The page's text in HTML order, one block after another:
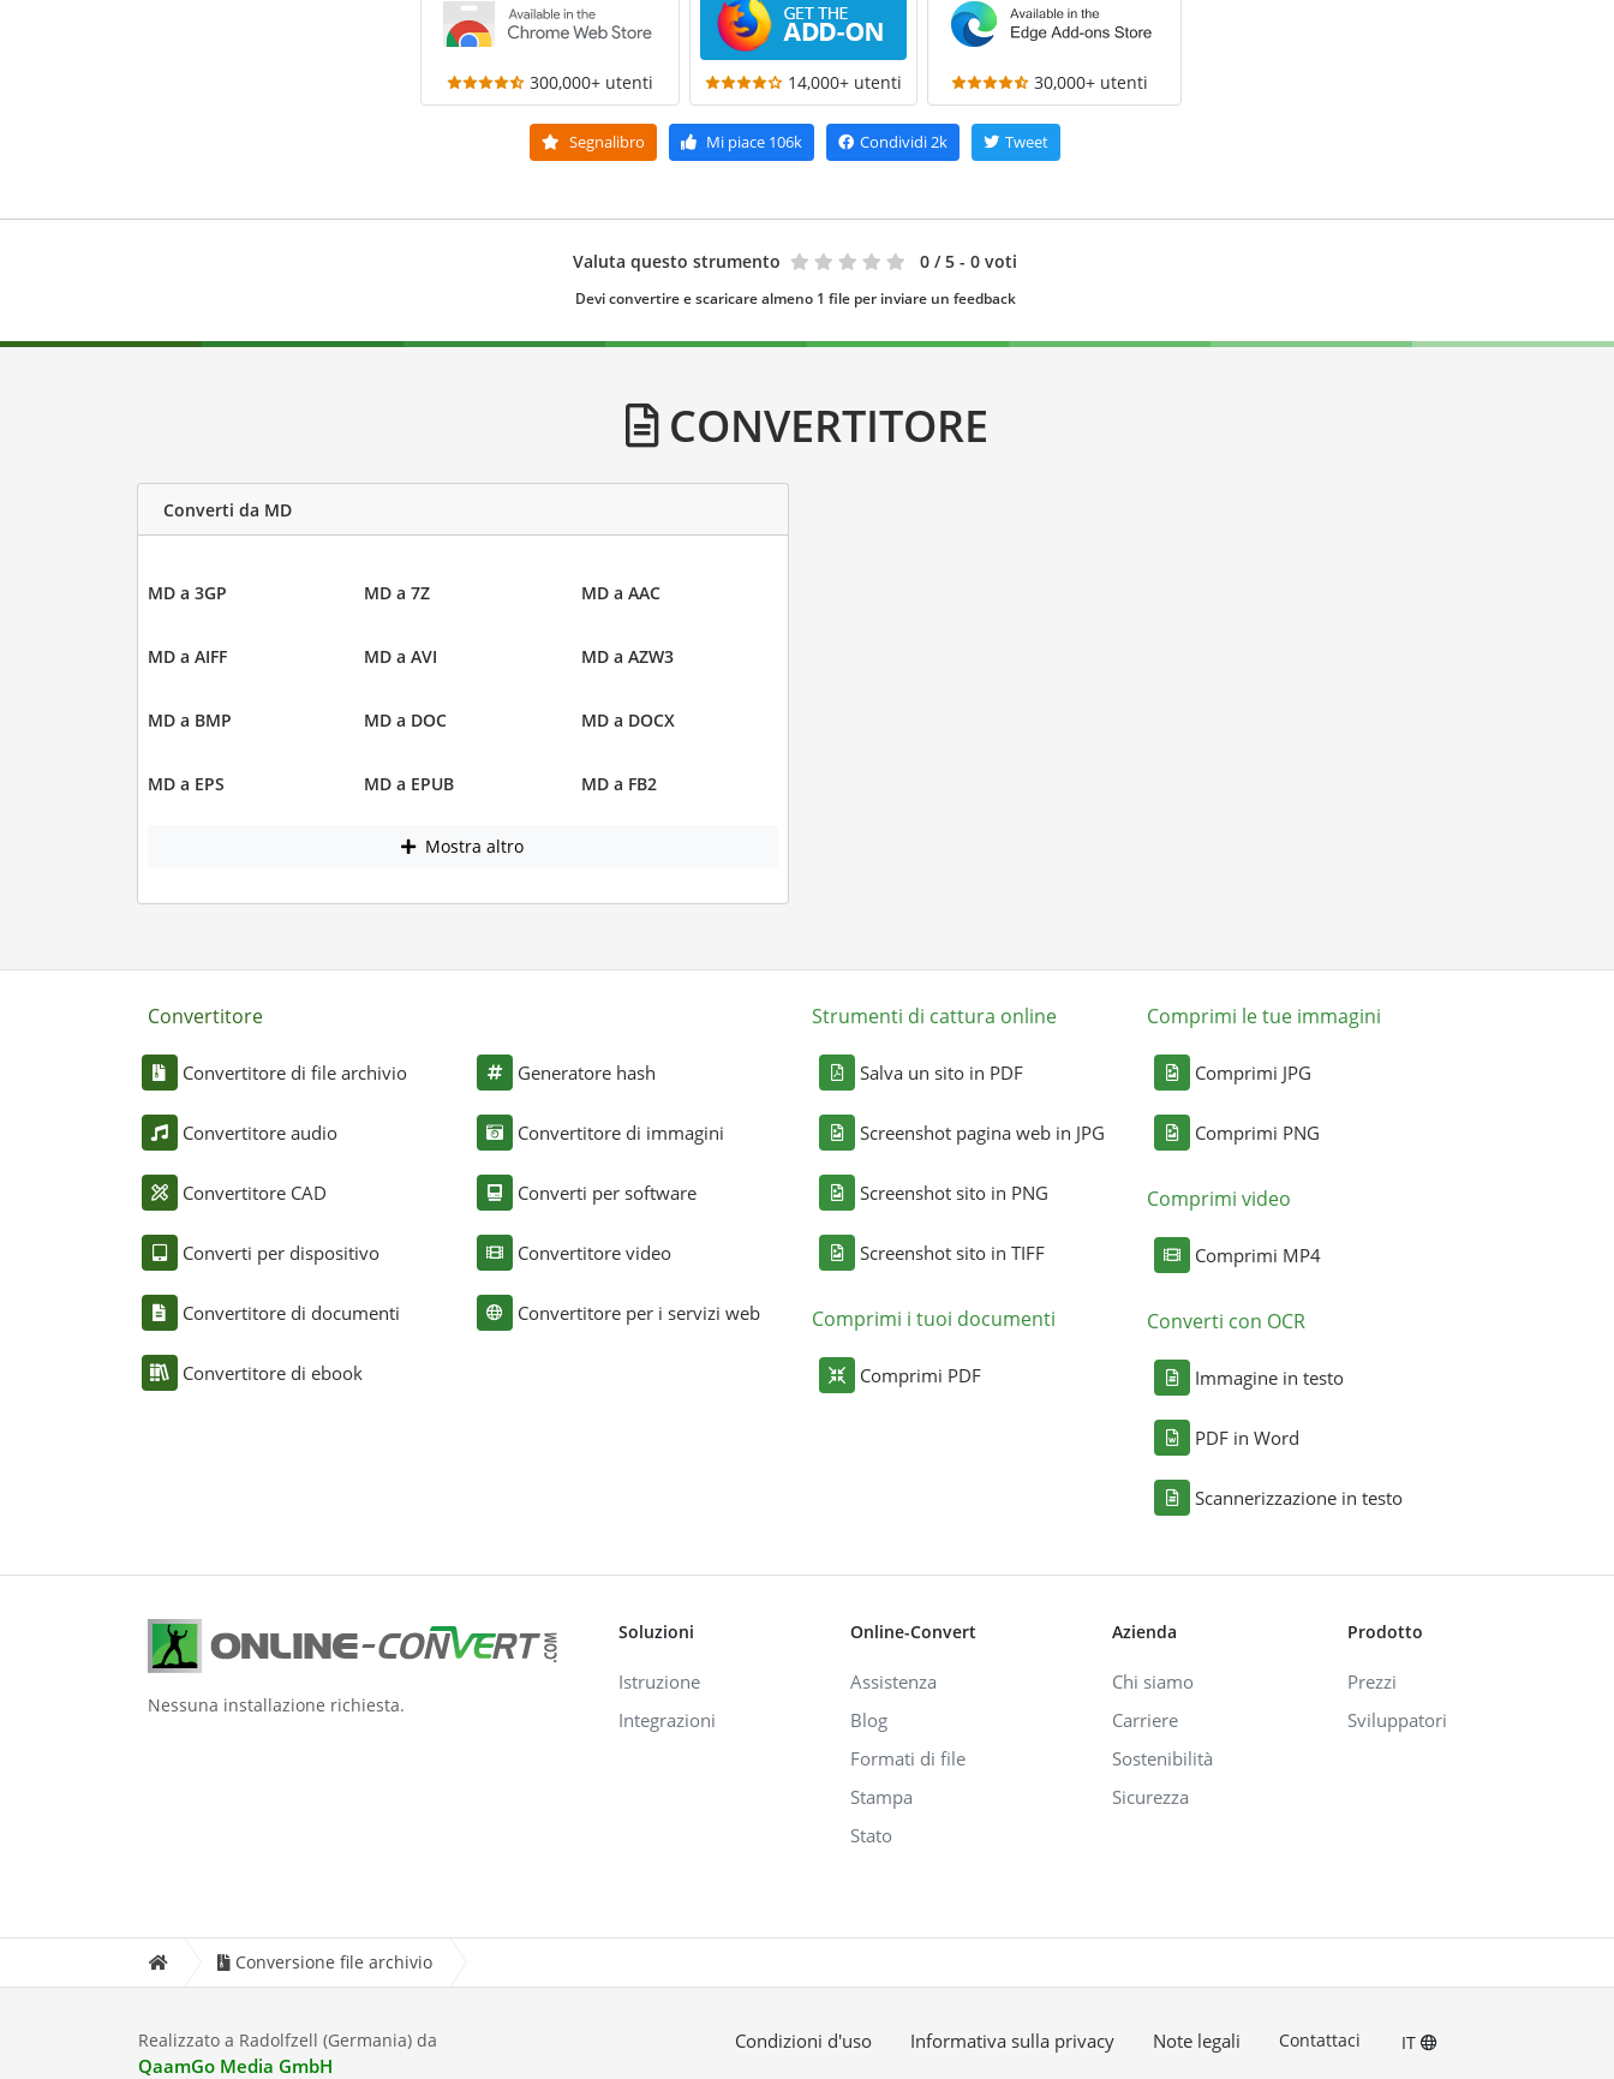
300,000+ utenti 14,000+ utenti 30,000+ utenti
Segnalibro Mi piace 106k Condividi2k Tweet
Valuta questo strumento 0 / 5 - 0 voti
Devi convertire e scaricare almeno 1 file per inviare un feedback
CONVERTITORE
Converti da MD
MD a 3GP MD a 7Z MD a AAC
MD a AIFF MD a AVI MD a AZW3
MD a BMP MD a DOC MD a DOCX
MD a EPS MD a EPUB MD a FB2
Mostra altro
Convertitore
Convertitore di file archivio
Convertitore audio
Convertitore CAD
Converti per dispositivo
Convertitore di documenti
Convertitore di ebook
Generatore hash
Convertitore di immagini
Converti per software
Convertitore video
Convertitore per i servizi web
Strumenti di cattura online
Salva un sito in PDF
Screenshot pagina web in JPG
Screenshot sito in PNG
Screenshot sito in TIFF
Comprimi i tuoi documenti
Comprimi PDF
Comprimi le tue immagini
Comprimi JPG
Comprimi PNG
Comprimi video
Comprimi MP4
Converti con OCR
Immagine in testo
PDF in Word
Scannerizzazione in testo
Nessuna installazione richiesta.
Soluzioni
Istruzione
Integrazioni
Online-Convert
Assistenza
Blog
Formati di file
Stampa
Stato
Azienda
Chi siamo
Carriere
Sostenibilità
Sicurezza
Prodotto
Prezzi
Sviluppatori
Conversione file archivio
Realizzato a Radolfzell (Germania) da
QaamGo Media GmbH
Condizioni d'uso Informativa sulla privacy Note legali Contattaci IT